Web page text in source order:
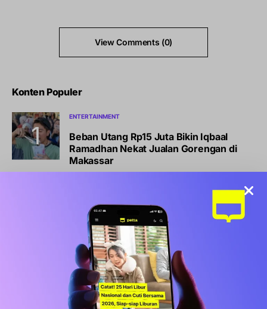
View Comments (0)
Konten Populer
ENTERTAINMENT
Beban Utang Rp15 Juta Bikin Iqbaal
Ramadhan Nekat Jualan Gorengan di
Makassar
Kabar Terbaru BLT Kesra Rp900.000:
Syarat, Cara Cek, dan Jadwal Pencairan
BISNIS LIFESTYLE
Sports Station Gelar Diskon Beli 1 Gratis
1, Ini Syarat dan Cara Klaimnya